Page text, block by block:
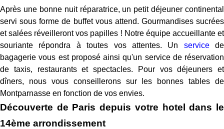
Après une bonne nuit réparatrice, un petit déjeuner continental
servi sous forme de buffet vous attend. Gourmandises sucrées
et salées réveilleront vos papilles ! Notre équipe accueillante et
souriante répondra à toutes vos attentes. Un servicede
bagagerie vous est proposé ainsi qu'un service de réservation
de taxis, restaurants et spectacles. Pour vos déjeuners et
dîners, nous vous conseillerons sur les bonnes tables de
Montparnasse en fonction de vos envies.
Découverte de Paris depuis votre hotel dans le
14ème arrondissement